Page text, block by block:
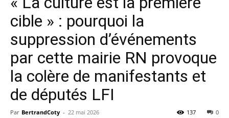
cible » : pourquoi la
suppression d’événements
par cette mairie RN provoque
la colère de manifestants et
de députés LFI
Par BertrandCoty - 22 mai 2026 0
137